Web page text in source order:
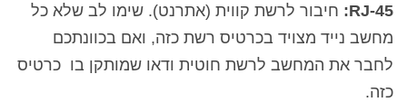
RJ-45
: חיבור לרשת קווית (אתרנט). שימו לב שלא כל
מחשב נייד מצויד בכרטיס רשת כזה, ואם בכוונתכם
לחבר את המחשב לרשת חוטית ודאו שמותקן בו כרטיס
כזה.